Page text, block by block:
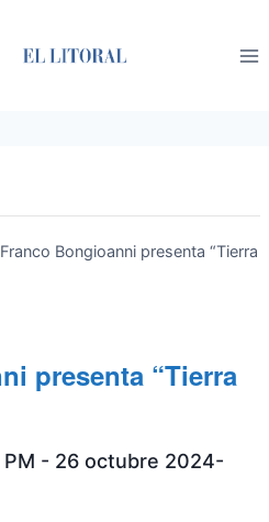
Franco Bongioanni presenta “Tierra
presenta “Tierra
- 26 octubre 2024-